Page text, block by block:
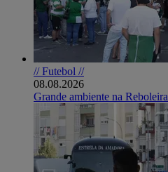
// Futebol //
08.08.2026
Grande ambiente na Reboleira